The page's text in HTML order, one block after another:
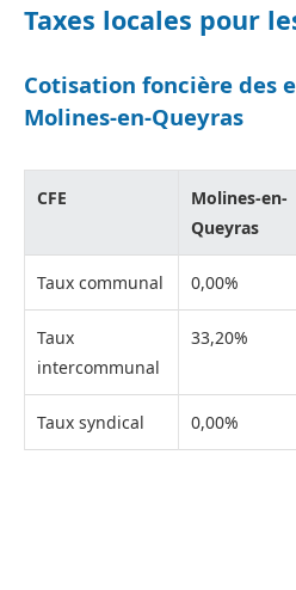
Taxes locales pour
Cotisation foncière des
Molines-en-Queyras
CFE
Molines-en-
Queyras
Taux communal 0,00%
Taux
intercommunal
33,20%
Taux syndical 0,00%